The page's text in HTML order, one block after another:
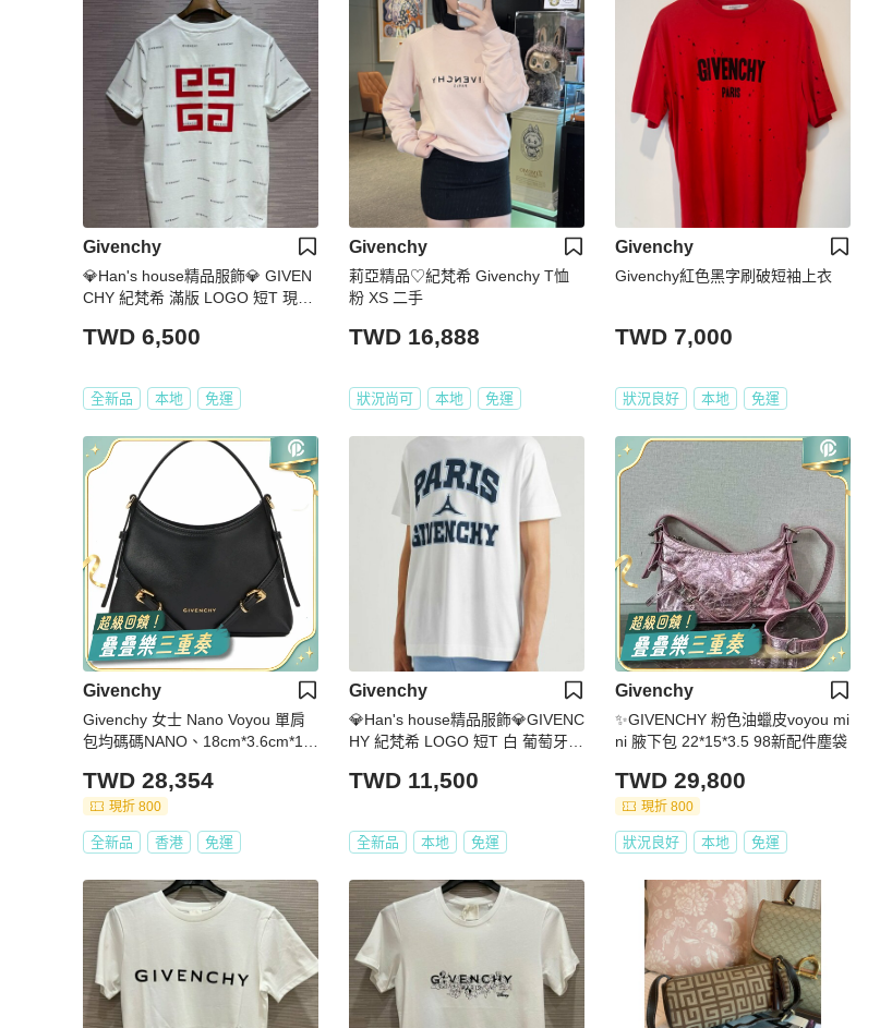
Givenchy
💎Han's house精品服飾💎 GIVEN
CHY 紀梵希 滿版 LOGO 短T 現貨
0
TWD 6,500
全新品 本地 免運
Givenchy
莉亞精品♡紀梵希 Givenchy T恤
粉 XS 二手
TWD 16,888
狀況尚可 本地 免運
Givenchy
Givenchy紅色黑字刷破短袖上衣
TWD 7,000
狀況良好 本地 免運
Givenchy
Givenchy 女士 Nano Voyou 單肩
包均碼碼NANO、18cm*3.6cm*13.
TWD 28,354
現折 800
全新品 香港 免運
Givenchy
💎Han's house精品服飾💎GIVENC
HY 紀梵希 LOGO 短T 白 葡萄牙製
TWD 11,500
全新品 本地 免運
Givenchy
✨GIVENCHY 粉色油蠟皮voyou mi
ni 腋下包 22*15*3.5 98新配件塵袋
TWD 29,800
現折 800
狀況良好 本地 免運